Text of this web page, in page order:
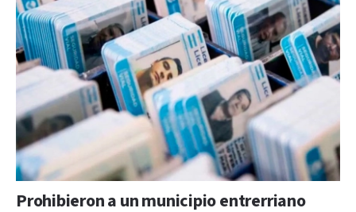
Prohibieron a un municipio entrerriano